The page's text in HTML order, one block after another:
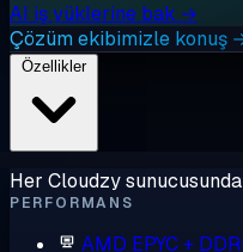
AI iş yüklerine bak →
Çözüm ekibimizle konuş
Özellikler
Her Cloudzy
PERFORMANS
AMD EPYC +